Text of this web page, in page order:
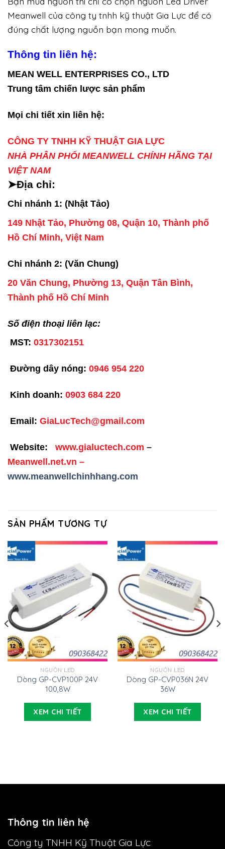
Meanwell của công ty tnhh kỹ thuật Gia Lực để có
đúng chất lượng nguồn bạn mong muốn.
Thông tin liên hệ:
MEAN WELL ENTERPRISES CO., LTD
Trung tâm chiến lược sản phẩm
Mọi chi tiết xin liên hệ:
CÔNG TY TNHH KỸ THUẬT GIA LỰC
NHÀ PHÂN PHỐI MEANWELL CHÍNH HÃNG TẠI
VIỆT NAM
➤Địa chỉ:
Chi nhánh 1: (Nhật Tảo)
149 Nhật Tảo, Phường 08, Quận 10, Thành phố
Hồ Chí Minh, Việt Nam
Chi nhánh 2: (Văn Chung)
20 Văn Chung, Phường 13, Quận Tân Bình,
Thành phố Hồ Chí Minh
Số điện thoại liên lạc:
MST: 0317302151
Đường dây nóng: 0946 954 220
Kinh doanh: 0903 684 220
Email: GiaLucTech@gmail.com
Website: www.gialuctech.com –
Meanwell.net.vn –
www.meanwellchinhhang.com
SẢN PHẨM TƯƠNG TỰ
NGUỒN LED
Dòng GP-CVP100P 24V
100,8W
XEM CHI TIẾT
NGUỒN LED
Dòng GP-CVP036N 24V
36W
XEM CHI TIẾT
Thông tin liên hệ
Công ty TNHH Kỹ Thuật Gia Lực